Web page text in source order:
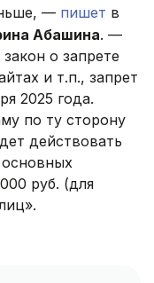
— пишет в
Абашина. —
о запрете
и т.п., запрет
2025 года.
по ту сторону
действовать
руб. (для